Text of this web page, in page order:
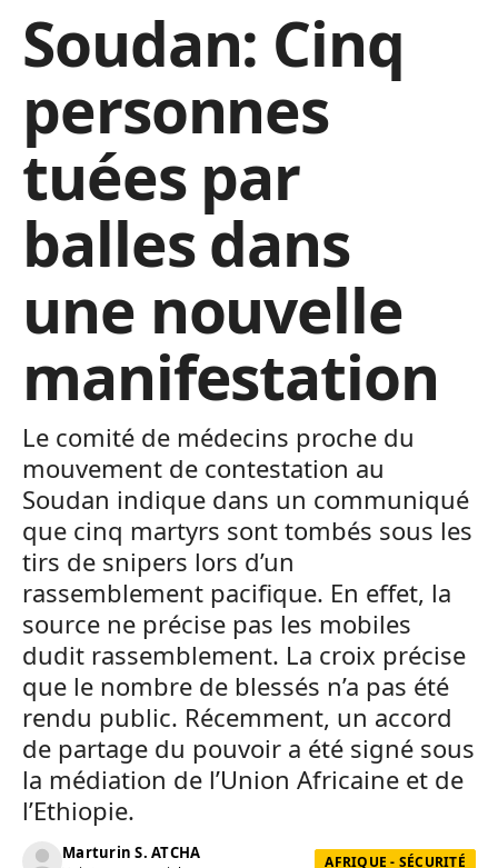
Soudan: Cinq
personnes
tuées par
balles dans
une nouvelle
manifestation
Le comité de médecins proche du
mouvement de contestation au
Soudan indique dans un communiqué
que cinq martyrs sont tombés sous les
tirs de snipers lors d’un
rassemblement pacifique. En effet, la
source ne précise pas les mobiles
dudit rassemblement. La croix précise
que le nombre de blessés n’a pas été
rendu public. Récemment, un accord
de partage du pouvoir a été signé sous
la médiation de l’Union Africaine et de
l’Ethiopie.
Marturin S. ATCHA AFRIQUE - SÉCURITÉ